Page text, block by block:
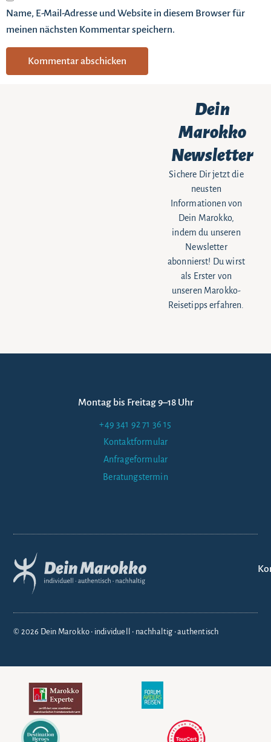
Name, E-Mail-Adresse und Website in diesem Browser für
meinen nächsten Kommentar speichern.
Dein
Marokko
Newsletter
Sichere Dir jetzt die
neusten
Informationen von
Dein Marokko,
indem du unseren
Newsletter
abonnierst! Du wirst
als Erster von
unseren Marokko-
Reisetipps erfahren.
Montag bis Freitag 9–18 Uhr
+49 341 92 71 36 15
Kontaktformular
Anfrageformular
Beratungstermin
© 2026 Dein Marokko • individuell • nachhaltig • authentisch